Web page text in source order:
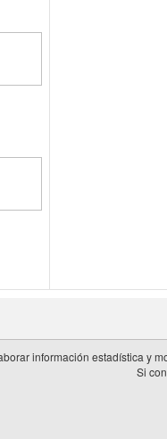
información estadística y
Si